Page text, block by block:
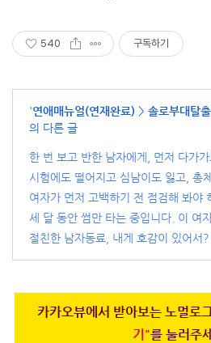
540 구독하기
'연애매뉴얼(연재완료) > 솔로부대탈
의 다른 글
한 번 보고 반한 남자에게, 먼저 다가
외 1편
(78)
시험에도 떨어지고 심남이도 잃고, 총
니다.
(47)
여자가 먼저 고백하기 전 점검해 봐야
1)
세 달 동안 썸만 타는 중입니다. 이 여
일까요?
(110)
절친한 남자동료, 내게 호감이 있어서
카카오뷰에서 받아보는 노멀로
기"를 눌러주